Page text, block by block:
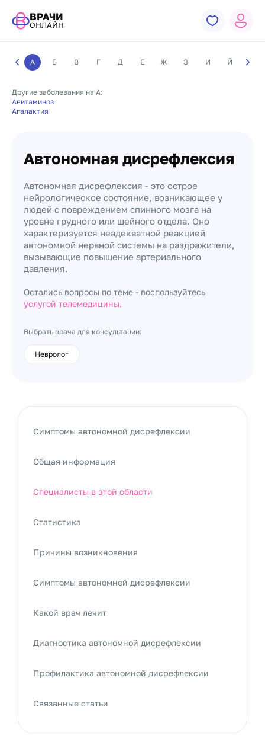
ВРАЧИ
ОНЛАЙН
А Б В Г Д Е Ж З И Й К
Другие заболевания на А:
Авитаминоз
Агалактия
Автономная дисрефлексия
Автономная дисрефлексия - это острое
нейрологическое состояние, возникающее у
людей с повреждением спинного мозга на
уровне грудного или шейного отдела. Оно
характеризуется неадекватной реакцией
автономной нервной системы на раздражители,
вызывающие повышение артериального
давления.
Остались вопросы по теме - воспользуйтесь
услугой телемедицины.
Выбрать врача для консультации:
Невролог
Симптомы автономной дисрефлексии
Общая информация
Специалисты в этой области
Статистика
Причины возникновения
Симптомы автономной дисрефлексии
Какой врач лечит
Диагностика автономной дисрефлексии
Профилактика автономной дисрефлексии
Связанные статьи